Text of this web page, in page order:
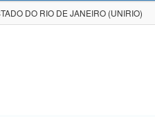
DO RIO DE JANEIRO (UNIRIO)